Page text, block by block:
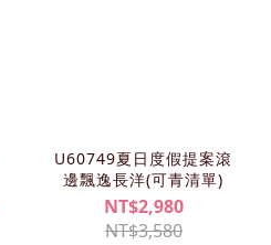
U60749夏日度假提案滾
邊飄逸長洋(可青清單)
NT$2,980
NT$3,580